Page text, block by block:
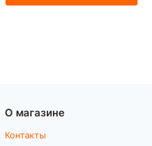
О магазине
Контакты